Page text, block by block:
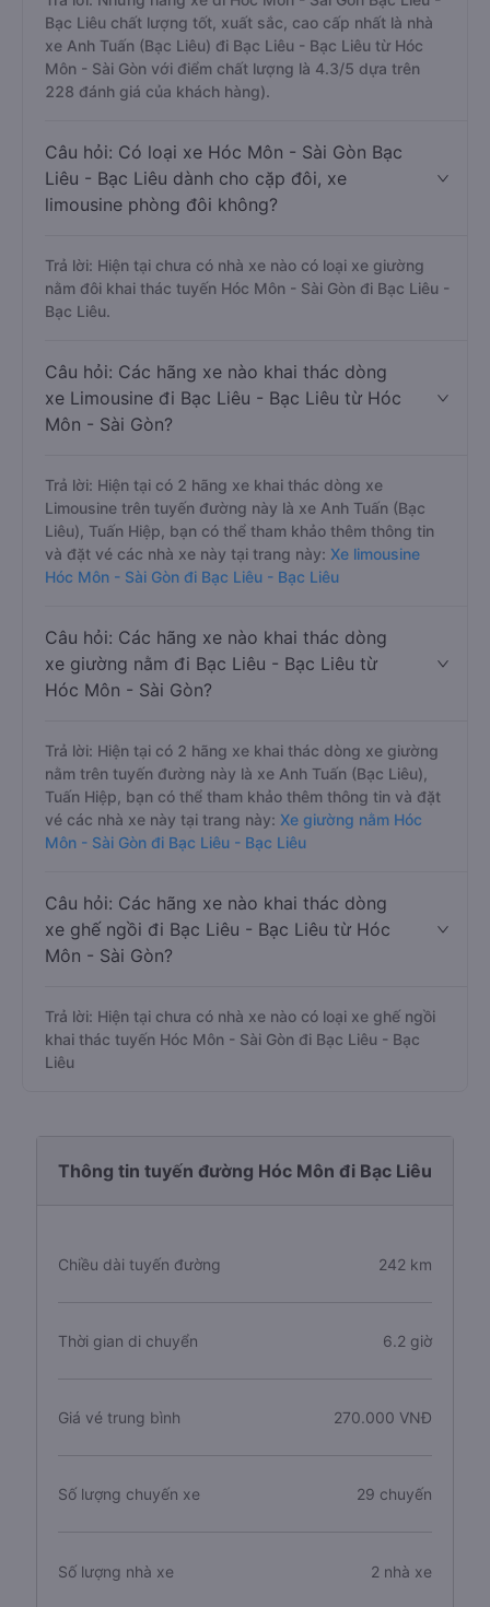
Bạc Liêu chất lượng tốt, xuất sắc, cao cấp nhất là nhà
xe Anh Tuấn (Bạc Liêu) đi Bạc Liêu - Bạc Liêu từ Hóc
Môn - Sài Gòn với điểm chất lượng là 4.3/5 dựa trên
228 đánh giá của khách hàng).
Câu hỏi: Có loại xe Hóc Môn - Sài Gòn Bạc
Liêu - Bạc Liêu dành cho cặp đôi, xe
limousine phòng đôi không?
Trả lời: Hiện tại chưa có nhà xe nào có loại xe giường
nằm đôi khai thác tuyến Hóc Môn - Sài Gòn đi Bạc Liêu -
Bạc Liêu.
Câu hỏi: Các hãng xe nào khai thác dòng
xe Limousine đi Bạc Liêu - Bạc Liêu từ Hóc
Môn - Sài Gòn?
Trả lời: Hiện tại có 2 hãng xe khai thác dòng xe
Limousine trên tuyến đường này là xe Anh Tuấn (Bạc
Liêu), Tuấn Hiệp, bạn có thể tham khảo thêm thông tin
và đặt vé các nhà xe này tại trang này: Xe limousine
Hóc Môn - Sài Gòn đi Bạc Liêu - Bạc Liêu
Câu hỏi: Các hãng xe nào khai thác dòng
xe giường nằm đi Bạc Liêu - Bạc Liêu từ
Hóc Môn - Sài Gòn?
Trả lời: Hiện tại có 2 hãng xe khai thác dòng xe giường
nằm trên tuyến đường này là xe Anh Tuấn (Bạc Liêu),
Tuấn Hiệp, bạn có thể tham khảo thêm thông tin và đặt
vé các nhà xe này tại trang này: Xe giường nằm Hóc
Môn - Sài Gòn đi Bạc Liêu - Bạc Liêu
Câu hỏi: Các hãng xe nào khai thác dòng
xe ghế ngồi đi Bạc Liêu - Bạc Liêu từ Hóc
Môn - Sài Gòn?
Trả lời: Hiện tại chưa có nhà xe nào có loại xe ghế ngồi
khai thác tuyến Hóc Môn - Sài Gòn đi Bạc Liêu - Bạc
Liêu
Thông tin tuyến đường Hóc Môn đi Bạc Liêu
Chiều dài tuyến đường 242 km
Thời gian di chuyển 6.2 giờ
Giá vé trung bình 270.000 VNĐ
Số lượng chuyến xe 29 chuyến
Số lượng nhà xe 2 nhà xe